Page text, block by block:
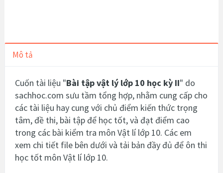
Mô tả
Cuốn tài liệu "Bài tập vật lý lớp 10 học kỳ II" do
sachhoc.com sưu tầm tổng hợp, nhằm cung cấp cho
các tài liệu hay cung với chủ điểm kiến thức trọng
tâm, đề thi, bài tập để học tốt, và đạt điểm cao
trong các bài kiểm tra môn Vật lí lớp 10. Các em
xem chi tiết file bên dưới và tải bản đầy đủ để ôn thi
học tốt môn Vật lí lớp 10.